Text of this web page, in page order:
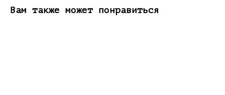
Вам также может понравиться